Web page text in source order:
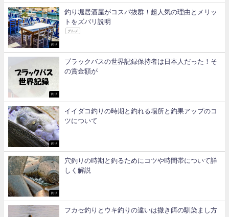
釣り
釣り堀居酒屋がコスパ抜群！超人気の理由とメリッ
トをズバリ説明
グルメ
釣り
ブラックバスの世界記録保持者は日本人だった！そ
の賞金額が
釣り
イイダコ釣りの時期と釣れる場所と釣果アップのコ
ツについて
釣り
穴釣りの時期と釣るためにコツや時間帯について詳
しく解説
フカセ釣りとウキ釣りの違いは撒き餌の馴染まし方